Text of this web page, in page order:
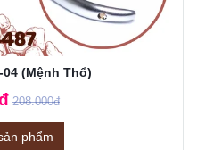
04 (Mệnh Thổ)
208.000đ
phẩm